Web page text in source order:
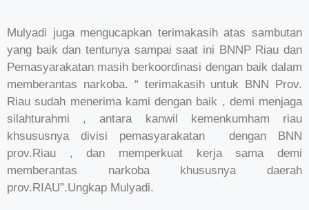
Mulyadi juga mengucapkan terimakasih atas sambutan
yang baik dan tentunya sampai saat ini BNNP Riau dan
Pemasyarakatan masih berkoordinasi dengan baik dalam
memberantas narkoba. “ terimakasih untuk BNN Prov.
Riau sudah menerima kami dengan baik , demi menjaga
silahturahmi , antara kanwil kemenkumham riau
khsususnya divisi pemasyarakatan dengan BNN
prov.Riau , dan memperkuat kerja sama demi
memberantas narkoba khususnya daerah
prov.RIAU”.Ungkap Mulyadi.